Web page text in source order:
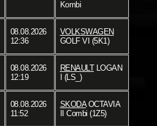
Kombi
08.08.2026
12:36
VOLKSWAGEN
GOLF VI (5K1)
08.08.2026
12:19
RENAULTLOGAN
I (LS_)
08.08.2026
11:52
SKODAOCTAVIA
II Combi (1Z5)